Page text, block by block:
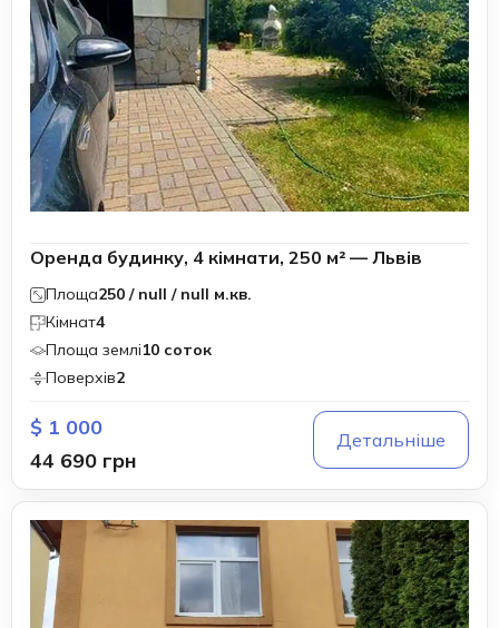
Оренда будинку, 4 кімнати, 250 м² — Львів
Площа250 / null / null м.кв.
Кімнат4
Площа землі10 соток
Поверхів2
$ 1 000
44 690 грн
Детальніше